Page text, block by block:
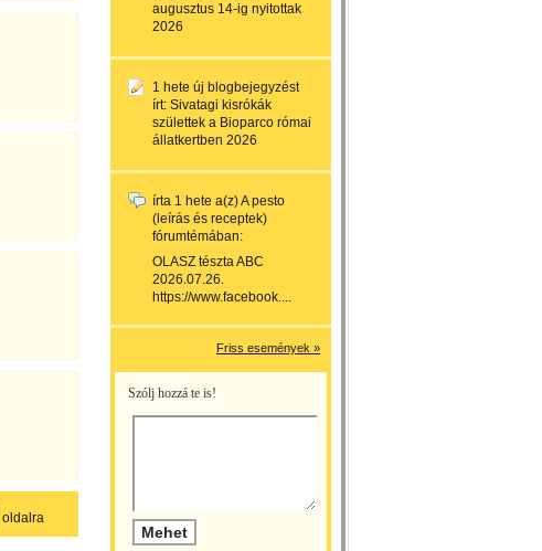
oldalra
augusztus 14-ig nyitottak
2026
1 hete új blogbejegyzést
írt: Sivatagi kisrókák
születtek a Bioparco római
állatkertben 2026
írta 1 hete a(z)A pesto
(leírás és receptek)
fórumtémában:
OLASZ tészta ABC
2026.07.26.
https://www.facebook....
Friss események »
Szólj hozzá te is!